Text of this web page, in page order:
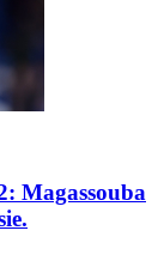
Magassouba